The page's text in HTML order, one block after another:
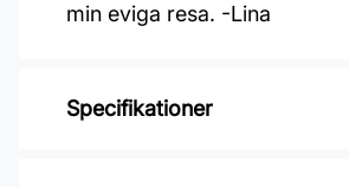
min eviga resa. -Lina
Specifikationer